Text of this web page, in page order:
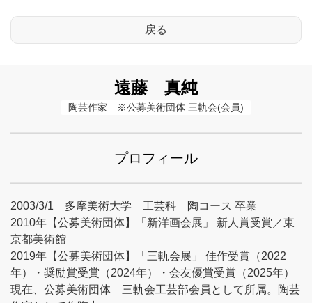
遠藤 真純
陶芸作家　※公募美術団体 三軌会(会員)
プロフィール
2003/3/1 多摩美術大学 工芸科 陶コース 卒業
2010年【公募美術団体】「新洋画会展」 新人賞受賞／東
京都美術館
2019年【公募美術団体】「三軌会展」 佳作受賞（2022
年）・奨励賞受賞（2024年）・会友優賞受賞（2025年）
現在、公募美術団体 三軌会工芸部会員として所属。陶芸